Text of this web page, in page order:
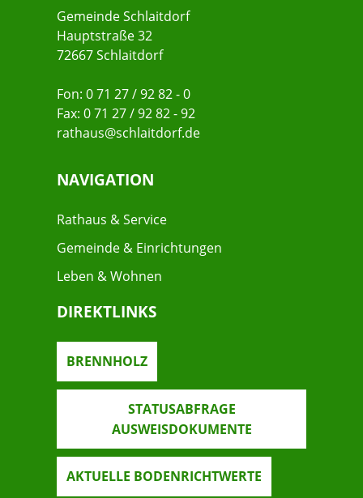
Gemeinde Schlaitdorf
Hauptstraße 32
72667 Schlaitdorf
Fon: 0 71 27 / 92 82 - 0
Fax: 0 71 27 / 92 82 - 92
rathaus@schlaitdorf.de
NAVIGATION
Rathaus & Service
Gemeinde & Einrichtungen
Leben & Wohnen
DIREKTLINKS
BRENNHOLZ
STATUSABFRAGE
AUSWEISDOKUMENTE
AKTUELLE BODENRICHTWERTE